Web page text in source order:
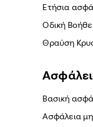
Ετήσια
Οδική
Θραύση
Βασική
Ασφάλεια